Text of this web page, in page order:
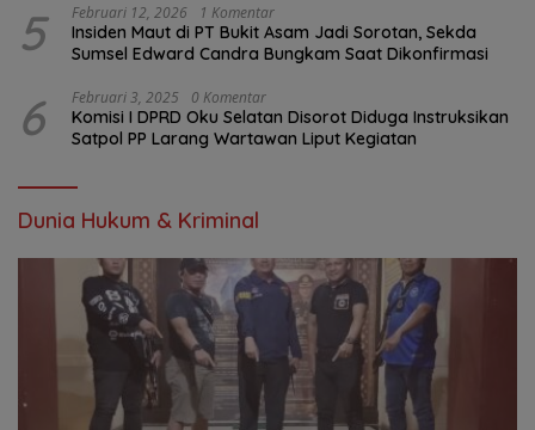
5 Februari 12, 2026 1 Komentar
Insiden Maut di PT Bukit Asam Jadi Sorotan, Sekda
Sumsel Edward Candra Bungkam Saat Dikonfirmasi
6 Februari 3, 2025 0 Komentar
Komisi I DPRD Oku Selatan Disorot Diduga Instruksikan
Satpol PP Larang Wartawan Liput Kegiatan
Dunia Hukum & Kriminal